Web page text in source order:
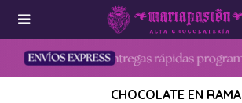

CHOCOLATE EN RAMA